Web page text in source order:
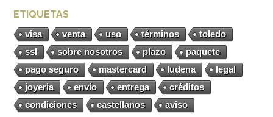
ETIQUETAS
visa venta uso términos
toledo
ssl
sobre nosotros plazo
paquete
pago seguro
mastercard ludena
legal
joyeria
envío entrega
créditos
condiciones
castellanos aviso